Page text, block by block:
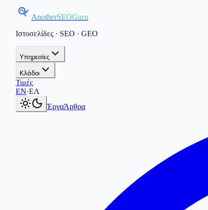
AnotherSEOGuru
Ιστοσελίδες · SEO · GEO
Υπηρεσίες
Κλάδοι
Τιμές
EN·ΕΛ
ΈργαΆρθρα